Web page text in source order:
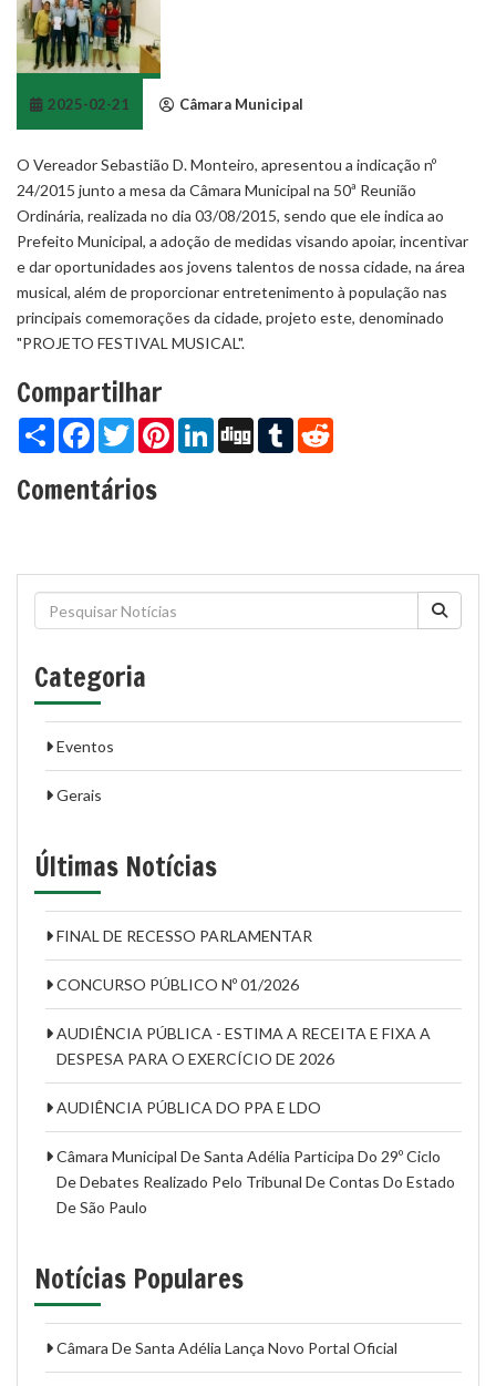
2025-02-21 Câmara Municipal
O Vereador Sebastião D. Monteiro, apresentou a indicação nº
24/2015 junto a mesa da Câmara Municipal na 50ª Reunião
Ordinária, realizada no dia 03/08/2015, sendo que ele indica ao
Prefeito Municipal, a adoção de medidas visando apoiar, incentivar
e dar oportunidades aos jovens talentos de nossa cidade, na área
musical, além de proporcionar entretenimento à população nas
principais comemorações da cidade, projeto este, denominado
"PROJETO FESTIVAL MUSICAL".
Compartilhar
Share FacebookTwitterPinterestLinkedIn
Digg Tumblr
Comentários
Categoria
Eventos
Gerais
Últimas Notícias
FINAL DE RECESSO PARLAMENTAR
CONCURSO PÚBLICO Nº 01/2026
AUDIÊNCIA PÚBLICA - ESTIMA A RECEITA E FIXA A
DESPESA PARA O EXERCÍCIO DE 2026
AUDIÊNCIA PÚBLICA DO PPA E LDO
Câmara Municipal De Santa Adélia Participa Do 29º Ciclo
De Debates Realizado Pelo Tribunal De Contas Do Estado
De São Paulo
Notícias Populares
Câmara De Santa Adélia Lança Novo Portal Oficial